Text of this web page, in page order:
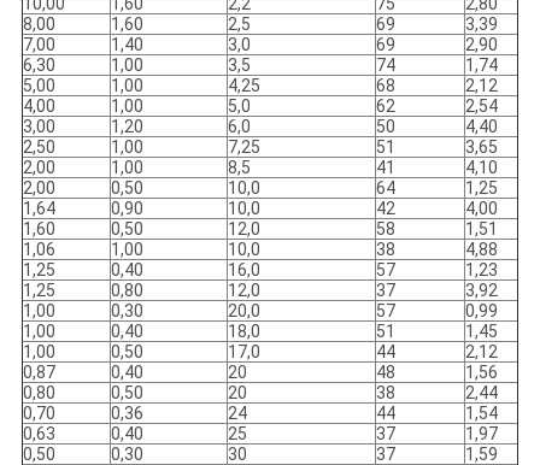
10,00
1,60 2,2 75
2,80
8,00
1,60 2,5 69
3,39
7,00
1,40 3,0 69
2,90
6,30
1,00 3,5 74
1,74
5,00
1,00 4,25 68
2,12
4,00
1,00 5,0 62
2,54
3,00
1,20 6,0 50
4,40
2,50
1,00 7,25 51
3,65
2,00
1,00 8,5 41
4,10
2,00
0,50 10,0 64
1,25
1,64
0,90 10,0 42
4,00
1,60
0,50 12,0 58
1,51
1,06
1,00 10,0 38
4,88
1,25
0,40 16,0 57
1,23
1,25
0,80 12,0 37
3,92
1,00
0,30 20,0 57
0,99
1,00
0,40 18,0 51
1,45
1,00
0,50 17,0 44
2,12
0,87
0,40 20 48
1,56
0,80
0,50 20 38
2,44
0,70
0,36 24 44
1,54
0,63
0,40 25 37
1,97
0,50
0,30 30 37 1,59